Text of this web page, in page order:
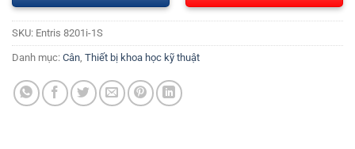
SKU: Entris 8201i-1S
Danh mục: Cân Thiết bị khoa học kỹ thuật